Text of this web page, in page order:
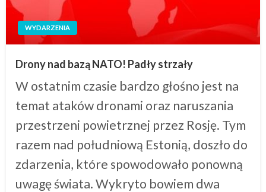
WYDARZENIA
Drony nad bazą NATO! Padły strzały
W ostatnim czasie bardzo głośno jest na
temat ataków dronami oraz naruszania
przestrzeni powietrznej przez Rosję. Tym
razem nad południową Estonią, doszło do
zdarzenia, które spowodowało ponowną
uwagę świata. Wykryto bowiem dwa